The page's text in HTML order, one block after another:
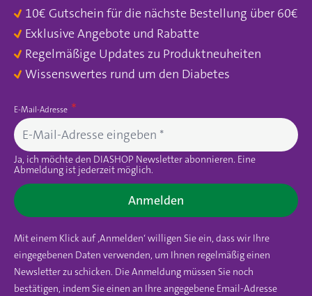
10€ Gutschein für die nächste Bestellung über 60€
Exklusive Angebote und Rabatte
Regelmäßige Updates zu Produktneuheiten
Wissenswertes rund um den Diabetes
E-Mail-Adresse
Ja, ich möchte den DIASHOP Newsletter abonnieren. Eine
Abmeldung ist jederzeit möglich.
Anmelden
Mit einem Klick auf ‚Anmelden‘ willigen Sie ein, dass wir Ihre
eingegebenen Daten verwenden, um Ihnen regelmäßig einen
Newsletter zu schicken. Die Anmeldung müssen Sie noch
bestätigen, indem Sie einen an Ihre angegebene Email-Adresse